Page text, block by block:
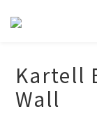
Kartell
Wall